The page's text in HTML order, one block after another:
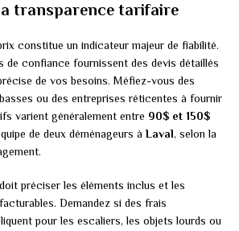
transparence tarifaire
constitue un indicateur majeur de fiabilité.
de confiance fournissent des devis détaillés
de vos besoins. Méfiez-vous des
ou des entreprises réticentes à fournir
varient généralement entre 90$ et 150$
de deux déménageurs àLaval, selon la
préciser les éléments inclus et les
Demandez si des frais
pour les escaliers, les objets lourds ou